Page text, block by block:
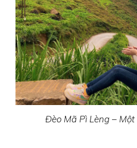
Đèo Mã Pì Lèng –